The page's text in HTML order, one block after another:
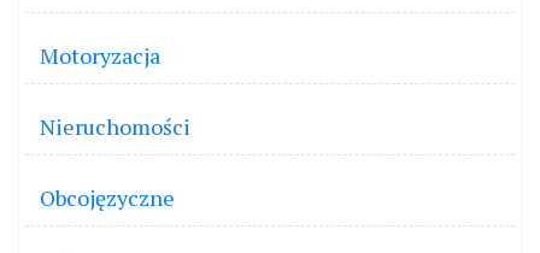
Motoryzacja
Nieruchomości
Obcojęzyczne